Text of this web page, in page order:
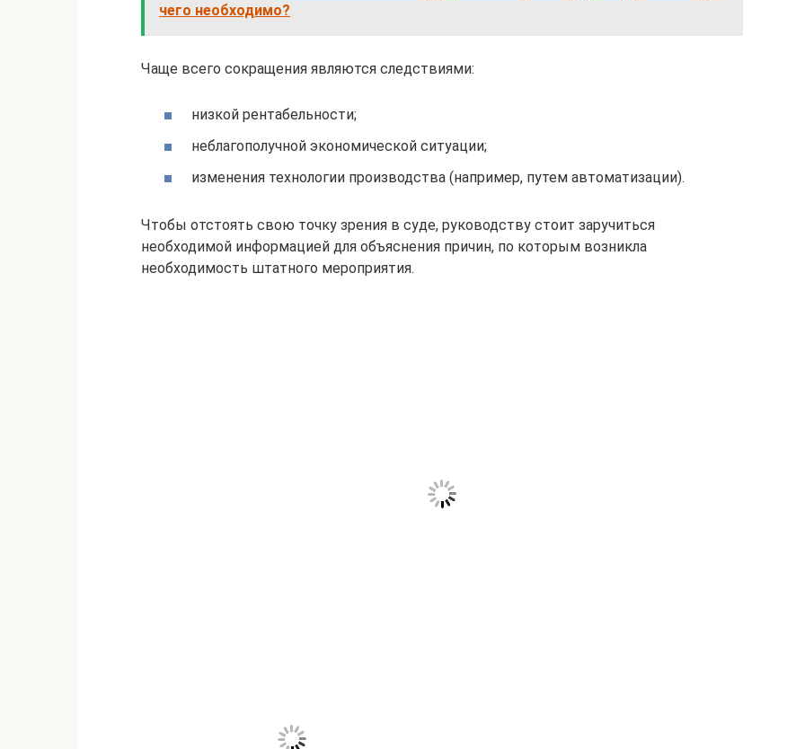
чего необходимо?
Чаще всего сокращения являются следствиями:
низкой рентабельности;
неблагополучной экономической ситуации;
изменения технологии производства (например, путем автоматизации).
Чтобы отстоять свою точку зрения в суде, руководству стоит заручиться
необходимой информацией для объяснения причин, по которым возникла
необходимость штатного мероприятия.